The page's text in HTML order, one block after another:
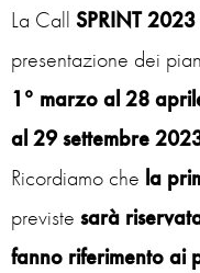
La Call SPRINT 2023
presentazione dei
1° marzo al 28
al 29 settembre
Ricordiamo che la
previste sarà
fanno riferimento ai